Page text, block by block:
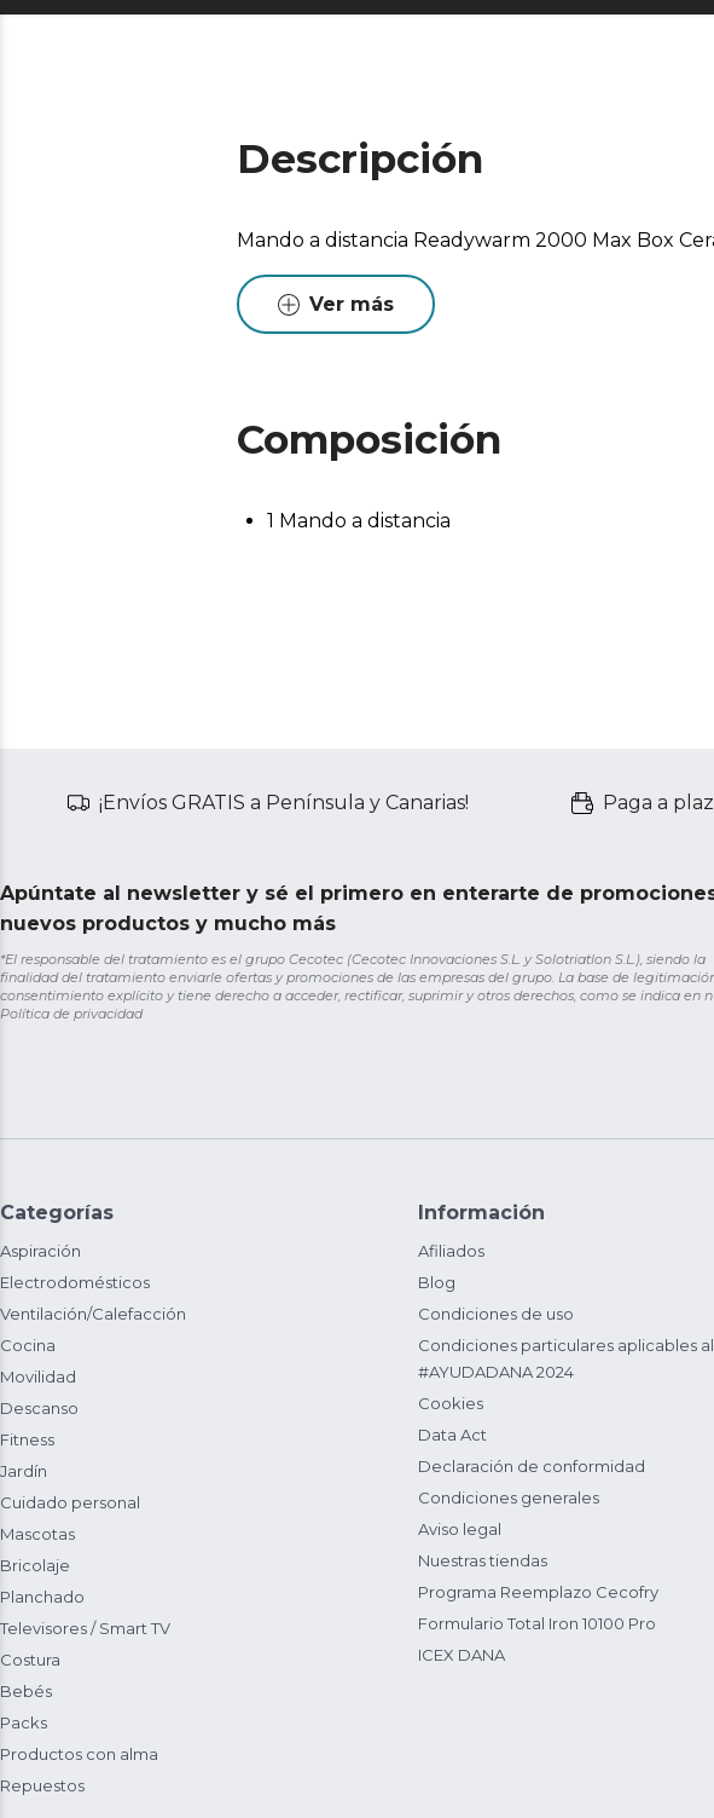
Descripción
Mando a distancia Readywarm 2000 Max Box
Ver más
Composición
1 Mando a distancia
¡Envíos GRATIS a Península y Canarias! Paga a
Apúntate al newsletter y sé el primero en enterarte de
nuevos productos y mucho más
*El responsable del tratamiento es el grupo Cecotec (Cecotec Innovaciones S.L. y Solotriatlon S.L.), siendo la
finalidad del tratamiento enviarle ofertas y promociones de las empresas del grupo. La base de
consentimiento explícito y tiene derecho a acceder, rectificar, suprimir y otros derechos, como se indica en
Política de privacidad
Categorías
Aspiración
Electrodomésticos
Ventilación/Calefacción
Cocina
Movilidad
Descanso
Fitness
Jardín
Cuidado personal
Mascotas
Bricolaje
Planchado
Televisores / Smart TV
Costura
Bebés
Packs
Productos con alma
Repuestos
Información
Afiliados
Blog
Condiciones de uso
Condiciones particulares aplicables al
#AYUDADANA 2024
Cookies
Data Act
Declaración de conformidad
Condiciones generales
Aviso legal
Nuestras tiendas
Programa Reemplazo Cecofry
Formulario Total Iron 10100 Pro
ICEX DANA